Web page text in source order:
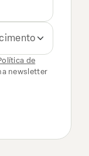
de
newsletter